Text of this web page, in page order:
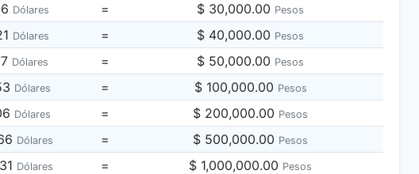
Dólares = $ 30,000.00 Pesos
Dólares = $ 40,000.00 Pesos
Dólares = $ 50,000.00 Pesos
Dólares = $ 100,000.00 Pesos
Dólares = $ 200,000.00 Pesos
Dólares = $ 500,000.00 Pesos
Dólares = $ 1,000,000.00 Pesos